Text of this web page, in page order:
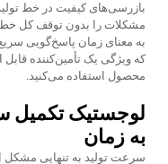
بازرسی‌های کیفیت در خط
مشکلات را بدون توقف کل خط
به معنای زمان پاسخ‌گویی
که ویژگی یک تأمین‌کننده قابل
محصول استفاده می‌کنید.
لوجستیک
به زمان
سرعت تولید به تنهایی